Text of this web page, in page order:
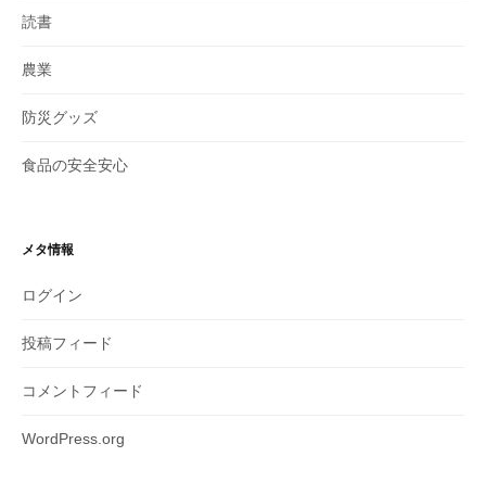
読書
農業
防災グッズ
食品の安全安心
メタ情報
ログイン
投稿フィード
コメントフィード
WordPress.org